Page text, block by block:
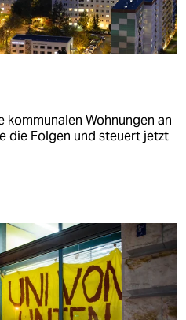
kommunalen Wohnungen an
die Folgen und steuert jetzt